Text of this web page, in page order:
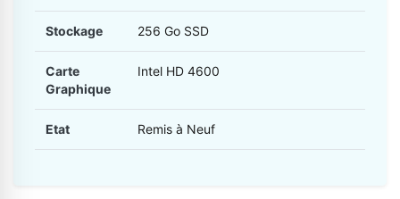
Stockage 256 Go SSD
Carte
Graphique
Intel HD 4600
Etat Remis à Neuf